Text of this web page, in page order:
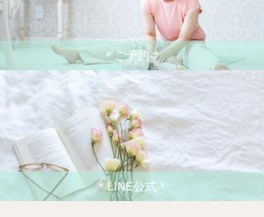
＊ご予約＊
＊LINE公式＊